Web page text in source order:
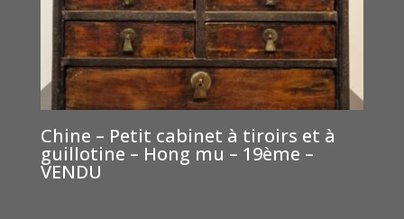
Chine – Petit cabinet à tiroirs et à
guillotine – Hong mu – 19ème –
VENDU